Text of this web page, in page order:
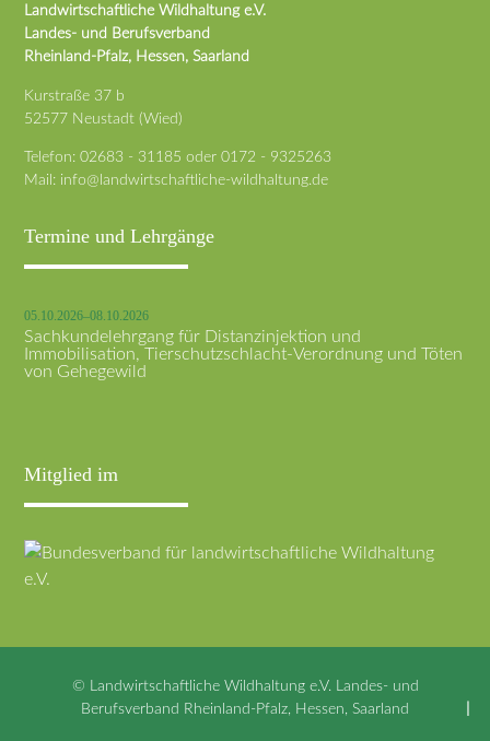
Landwirtschaftliche Wildhaltung e.V.
Landes- und Berufsverband
Rheinland-Pfalz, Hessen, Saarland
Kurstraße 37 b
52577 Neustadt (Wied)
Telefon:02683 - 31185 oder0172 - 9325263
Mail: info@landwirtschaftliche-wildhaltung.de
Termine und Lehrgänge
05.10.2026–08.10.2026
Sachkundelehrgang für Distanzinjektion und
Immobilisation, Tierschutzschlacht-Verordnung und Töten
von Gehegewild
Mitglied im
© Landwirtschaftliche Wildhaltung e.V. Landes- und
Berufsverband Rheinland-Pfalz, Hessen, Saarland